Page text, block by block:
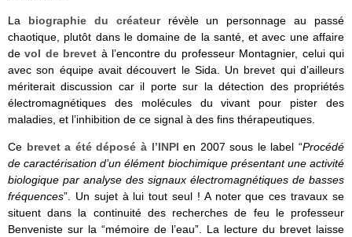
La biographie du créateurrévèle un personnage au passé
chaotique, plutôt dans le domaine de la santé, et avec une affaire
devol de brevet à l’encontre du professeur Montagnier, celui qui
avec son équipe avait découvert le Sida. Un brevet qui d’ailleurs
mériterait discussion car il porte sur la détection des propriétés
électromagnétiques des molécules du vivant pour pister des
maladies, et l’inhibition de ce signal à des fins thérapeutiques.
Ce brevet a été déposé à l’INPI en 2007 sous le label “Procédé
de caractérisation d’un élément biochimique présentant une activité
biologique par analyse des signaux électromagnétiques de basses
fréquences”. Un sujet à lui tout seul ! A noter que ces travaux se
situent dans la continuité des recherches de feu le professeur
Benveniste sur la “mémoire de l’eau”. La lecture du brevet laisse